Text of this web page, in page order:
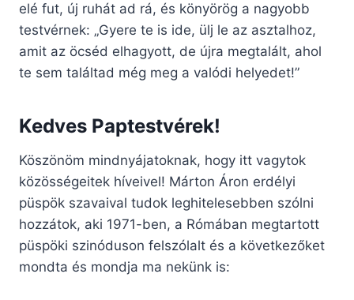
elé fut, új ruhát ad rá, és könyörög a nagyobb
testvérnek: „Gyere te is ide, ülj le az asztalhoz,
amit az öcséd elhagyott, de újra megtalált, ahol
te sem találtad még meg a valódi helyedet!”
Kedves Paptestvérek!
Köszönöm mindnyájatoknak, hogy itt vagytok
közösségeitek híveivel! Márton Áron erdélyi
püspök szavaival tudok leghitelesebben szólni
hozzátok, aki 1971-ben, a Rómában megtartott
püspöki szinóduson felszólalt és a következőket
mondta és mondja ma nekünk is: